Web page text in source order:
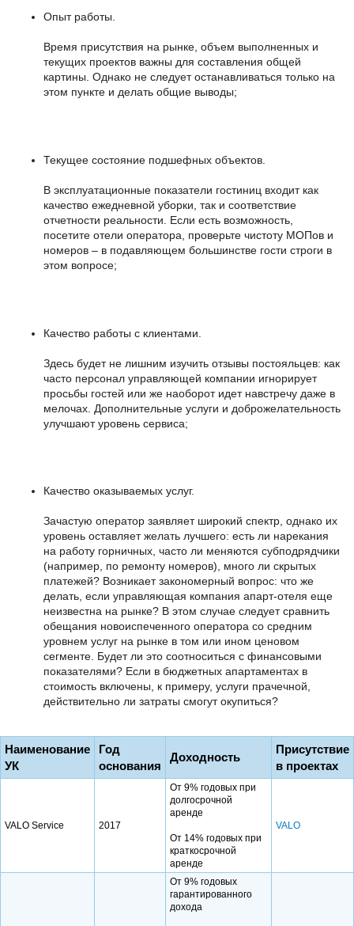
Опыт работы.
Время присутствия на рынке, объем выполненных и
текущих проектов важны для составления общей
картины. Однако не следует останавливаться только на
этом пункте и делать общие выводы;
Текущее состояние подшефных объектов.
В эксплуатационные показатели гостиниц входит как
качество ежедневной уборки, так и соответствие
отчетности реальности. Если есть возможность,
посетите отели оператора, проверьте чистоту МОПов и
номеров – в подавляющем большинстве гости строги в
этом вопросе;
Качество работы с клиентами.
Здесь будет не лишним изучить отзывы постояльцев: как
часто персонал управляющей компании игнорирует
просьбы гостей или же наоборот идет навстречу даже в
мелочах. Дополнительные услуги и доброжелательность
улучшают уровень сервиса;
Качество оказываемых услуг.
Зачастую оператор заявляет широкий спектр, однако их
уровень оставляет желать лучшего: есть ли нарекания
на работу горничных, часто ли меняются субподрядчики
(например, по ремонту номеров), много ли скрытых
платежей? Возникает закономерный вопрос: что же
делать, если управляющая компания апарт-отеля еще
неизвестна на рынке? В этом случае следует сравнить
обещания новоиспеченного оператора со средним
уровнем услуг на рынке в том или ином ценовом
сегменте. Будет ли это соотноситься с финансовыми
показателями? Если в бюджетных апартаментах в
стоимость включены, к примеру, услуги прачечной,
действительно ли затраты смогут окупиться?
Наименование
УК
Год
основания
Доходность
Присутствие
в проектах
VALO Service 2017
От 9% годовых при
долгосрочной
аренде
От 14% годовых при
краткосрочной
аренде
VALO
От 9% годовых
гарантированного
дохода